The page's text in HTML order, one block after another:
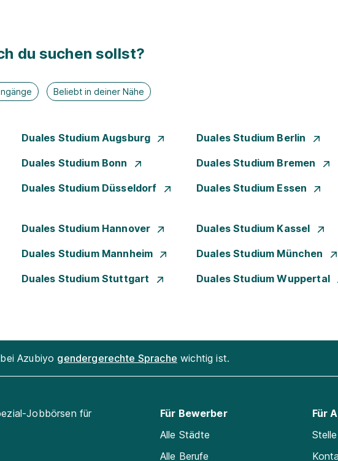
du suchen sollst?
Beliebt in deiner Nähe
Duales Studium Augsburg Duales Studium Berlin
Duales Studium Bonn Duales Studium Bremen
Duales Studium Düsseldorf Duales Studium Essen
Duales Studium Hannover Duales Studium Kassel
Duales Studium Mannheim Duales Studium München
Duales Studium Stuttgart Duales Studium Wuppertal
Azubiyo gendergerechte Sprache wichtig ist.
Jobbörsen für
Für Bewerber
Alle Städte
Alle Berufe
Für